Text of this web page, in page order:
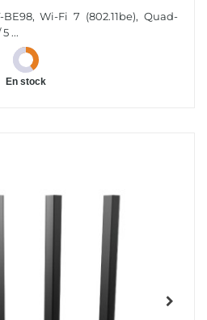
BE98, Wi-Fi 7 (802.11be), Quad-
...
En stock